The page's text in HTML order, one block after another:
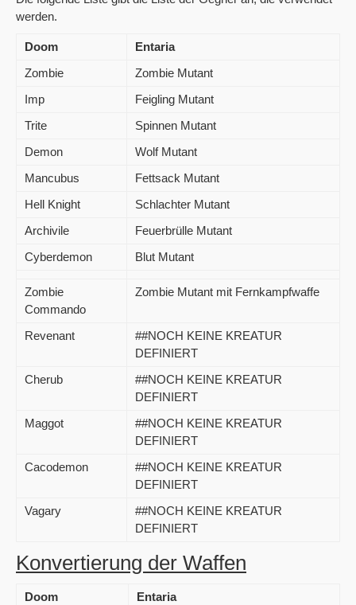
werden.
Doom
Entaria
Zombie
Zombie Mutant
Imp
Feigling Mutant
Trite
Spinnen Mutant
Demon
Wolf Mutant
Mancubus
Fettsack Mutant
Hell Knight
Schlachter Mutant
Archivile
Feuerbrülle Mutant
Cyberdemon
Blut Mutant
Zombie
Commando
Zombie Mutant mit Fernkampfwaffe
Revenant
##NOCH KEINE KREATUR
DEFINIERT
Cherub
##NOCH KEINE KREATUR
DEFINIERT
Maggot
##NOCH KEINE KREATUR
DEFINIERT
Cacodemon
##NOCH KEINE KREATUR
DEFINIERT
Vagary
##NOCH KEINE KREATUR
DEFINIERT
Konvertierung der Waffen
Doom
Entaria